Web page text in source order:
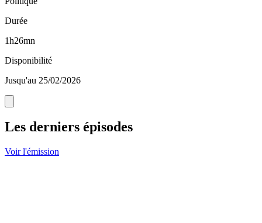
Durée
1h26mn
Disponibilité
Jusqu'au 25/02/2026
Les derniers épisodes
Voir l'émission